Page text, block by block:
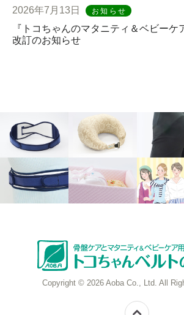
2026年7月13日 お知らせ
『トコちゃんのマタニティ＆ベビーケ
改訂のお知らせ
Copyright © 2026 Aoba Co., Ltd. All